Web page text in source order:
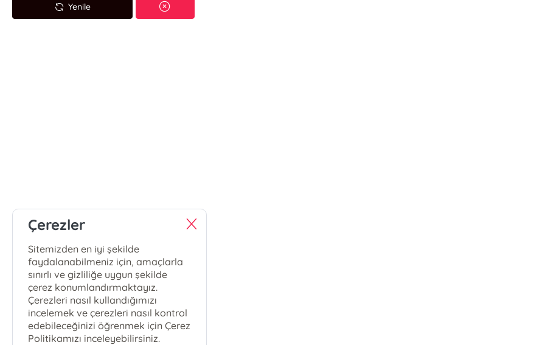
Yenile
Çerezler
Sitemizden en iyi şekilde
faydalanabilmeniz için, amaçlarla
sınırlı ve gizliliğe uygun şekilde
çerez konumlandırmaktayız.
Çerezleri nasıl kullandığımızı
incelemek ve çerezleri nasıl kontrol
edebileceğinizi öğrenmek için Çerez
Politikamızı inceleyebilirsiniz.